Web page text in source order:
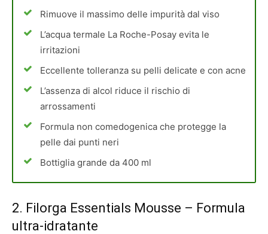
Rimuove il massimo delle impurità dal viso
L’acqua termale La Roche-Posay evita le
irritazioni
Eccellente tolleranza su pelli delicate e con acne
L’assenza di alcol riduce il rischio di
arrossamenti
Formula non comedogenica che protegge la
pelle dai punti neri
Bottiglia grande da 400 ml
2. Filorga Essentials Mousse – Formula
ultra-idratante